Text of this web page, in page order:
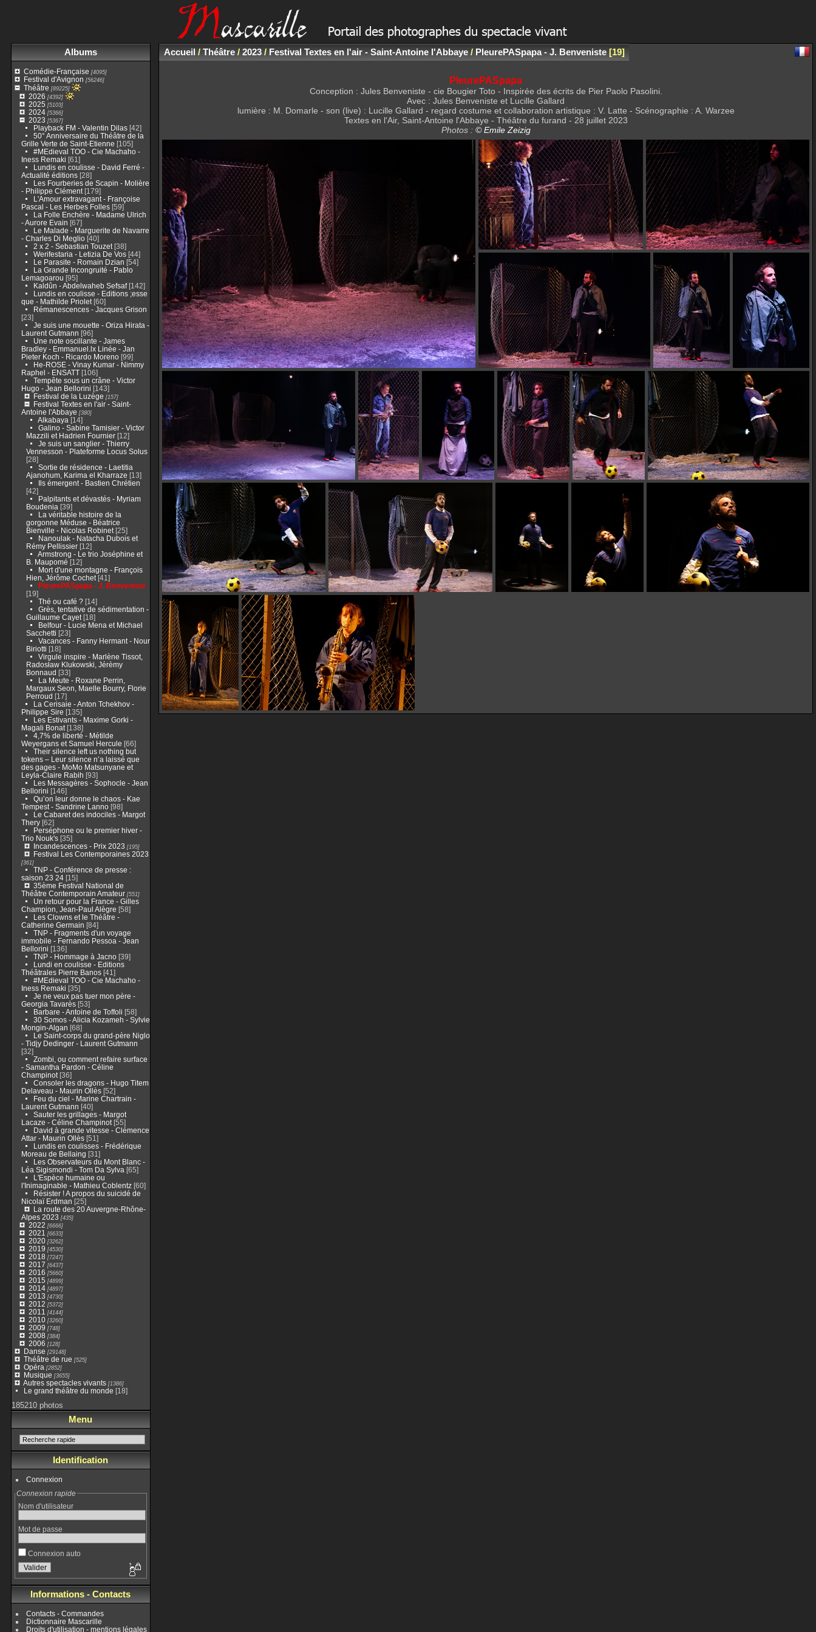
Albums
Comédie-Française [4095]
Festival d'Avignon [56246]
Théâtre [89225]
2026 [4392]
2025 [5103]
2024[5366]
2023 [5367]
Playback FM - Valentin Dilas[42]
50° Anniversaire du Théâtre de la
Grille Verte de Saint-Etienne [105]
#MEdieval TOO - Cie Machaho -
Iness Remaki [61]
Lundis en coulisse - David Ferré -
Actualité éditions[28]
Les Fourberies de Scapin - Molière
- Philippe Clément[179]
L'Amour extravagant - Françoise
Pascal - Les Herbes Folles[59]
La Folle Enchère - Madame Ulrich
- Aurore Evain [67]
Le Malade - Marguerite de Navarre
- Charles Di Meglio[40]
2 x 2 - Sebastian Touzet[38]
Werifestaria - Letizia De Vos[44]
Le Parasite - Romain Dzian [54]
La Grande Incongruité - Pablo
Lemagoarou [95]
Kaldûn - Abdelwaheb Sefsaf[142]
Lundis en coulisse - Editions ;esse
que - Mathilde Priolet[60]
Rémanescences - Jacques Grison
[23]
Je suis une mouette - Oriza Hirata -
Laurent Gutmann [96]
Une note oscillante - James
Bradley - Emmanuel.lx Linée - Jan
Pieter Koch - Ricardo Moreno[99]
He-ROSE - Vinay Kumar - Nimmy
Raphel - ENSATT[106]
Tempête sous un crâne - Victor
Hugo - Jean Bellorini [143]
Festival de la Luzège [157]
Festival Textes en l'air - Saint-
Antoine l'Abbaye [380]
Alkabaya [14]
Galino - Sabine Tamisier - Victor
Mazzili et Hadrien Fournier[12]
Je suis un sanglier - Thierry
Vennesson - Plateforme Locus Solus
[28]
Sortie de résidence - Laetitia
Ajanohum, Karima el Kharraze [13]
Ils émergent - Bastien Chrétien
[42]
Palpitants et dévastés - Myriam
Boudenia [39]
La véritable histoire de la
gorgonne Méduse - Béatrice
Bienville - Nicolas Robinet[25]
Nanoulak - Natacha Dubois et
Rémy Pellissier[12]
Armstrong - Le trio Joséphine et
B. Maupomé [12]
Mort d'une montagne - François
Hien, Jérôme Cochet[41]
PleurePASpapa - J. Benveniste
[19]
Thé ou café ?[14]
Grès, tentative de sédimentation -
Guillaume Cayet[18]
Belfour - Lucie Mena et Michael
Sacchetti [23]
Vacances - Fanny Hermant - Nour
Biriotti [18]
Virgule inspire - Marlène Tissot,
Radosław Klukowski, Jérèmy
Bonnaud [33]
La Meute - Roxane Perrin,
Margaux Seon, Maelle Bourry, Florie
Perroud [17]
La Cerisaie - Anton Tchekhov -
Philippe Sire [135]
Les Estivants - Maxime Gorki -
Magali Bonat[138]
4,7% de liberté - Métilde
Weyergans et Samuel Hercule [66]
Their silence left us nothing but
tokens – Leur silence n’a laissé que
des gages - MoMo Matsunyane et
Leyla-Claire Rabih [93]
Les Messagères - Sophocle - Jean
Bellorini [146]
Qu’on leur donne le chaos - Kae
Tempest - Sandrine Lanno[98]
Le Cabaret des indociles - Margot
Thery[62]
Perséphone ou le premier hiver -
Trio Nouk's[35]
Incandescences - Prix 2023 [195]
Festival Les Contemporaines 2023
[361]
TNP - Conférence de presse :
saison 23 24[15]
35ème Festival National de
Théâtre Contemporain Amateur[551]
Un retour pour la France - Gilles
Champion, Jean-Paul Alègre [58]
Les Clowns et le Théâtre -
Catherine Germain [84]
TNP - Fragments d'un voyage
immobile - Fernando Pessoa - Jean
Bellorini [136]
TNP - Hommage à Jacno[39]
Lundi en coulisse - Editions
Théâtrales Pierre Banos[41]
#MEdieval TOO - Cie Machaho -
Iness Remaki [35]
Je ne veux pas tuer mon père -
Georgia Tavarès[53]
Barbare - Antoine de Toffoli [58]
30 Somos - Alicia Kozameh - Sylvie
Mongin-Algan [68]
Le Saint-corps du grand-père Niglo
- Tidjy Dedinger - Laurent Gutmann
[32]
Zombi, ou comment refaire surface
- Samantha Pardon - Céline
Champinot[36]
Consoler les dragons - Hugo Titem
Delaveau - Maurin Ollès[52]
Feu du ciel - Marine Chartrain -
Laurent Gutmann [40]
Sauter les grillages - Margot
Lacaze - Céline Champinot[55]
David à grande vitesse - Clémence
Attar - Maurin Ollès[51]
Lundis en coulisses - Frédérique
Moreau de Bellaing [31]
Les Observateurs du Mont Blanc -
Léa Sigismondi - Tom Da Sylva [65]
L'Espèce humaine ou
l'Inimaginable - Mathieu Coblentz[60]
Résister ! A propos du suicidé de
Nicolaï Erdman [25]
La route des 20 Auvergne-Rhône-
Alpes 2023 [435]
2022 [6666]
2021 [6633]
2020[3262]
2019 [4530]
2018 [7247]
2017 [6437]
2016 [5660]
2015 [4899]
2014[4897]
2013 [4730]
2012 [5372]
2011 [4144]
2010[3260]
2009 [748]
2008 [384]
2006 [128]
Danse [29148]
Théâtre de rue [525]
Opéra [2852]
Musique [3655]
Autres spectacles vivants[1386]
Le grand théâtre du monde [18]
185210 photos
Menu
Identification
Connexion
Connexion rapide
Nom d'utilisateur
Mot de passe
Connexion auto
Informations - Contacts
Contacts - Commandes
Dictionnaire Mascarille
Droits d'utilisation - mentions légales
Accueil/ Théâtre/ 2023/ Festival Textes en l'air - Saint-Antoine l'Abbaye/ PleurePASpapa - J. Benveniste 19
PleurePASpapa
Conception : Jules Benveniste - cie Bougier Toto - Inspirée des écrits de Pier Paolo Pasolini.
Avec : Jules Benveniste et Lucille Gallard
lumière : M. Domarle - son (live) : Lucille Gallard - regard costume et collaboration artistique : V. Latte - Scénographie : A. Warzee
Textes en l'Air, Saint-Antoine l'Abbaye - Théâtre du furand - 28 juillet 2023
Photos : © Emile Zeizig